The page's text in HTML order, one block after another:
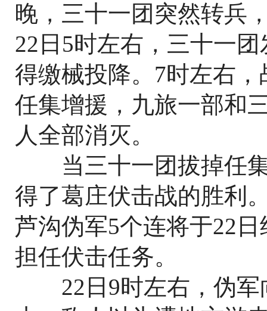
晚，三十一团突然转兵
22日5时左右，三十一
得缴械投降。7时左右
任集增援，九旅一部和
人全部消灭。
当三十一团拔掉任集
得了葛庄伏击战的胜利
芦沟伪军5个连将于22
担任伏击任务。
22日9时左右，伪军